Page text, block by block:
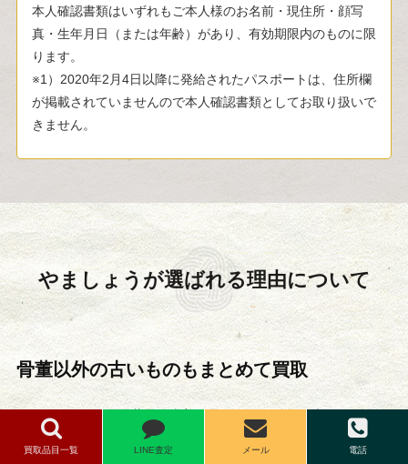
買取品目一覧 LINE査定 メール 電話
本人確認書類はいずれもご本人様のお名前・現住所・顔写
真・生年月日（または年齢）があり、有効期限内のものに限
ります。
※1）2020年2月4日以降に発給されたパスポートは、住所欄
が掲載されていませんので本人確認書類としてお取り扱いで
きません。
やましょうが選ばれる理由について
骨董以外の古いものもまとめて買取
やましょうでは、骨董品・古美術品だけでなく、三味線、尺八な
どの和楽器や各種工芸品、趣味用品やおもちゃなどのホビー、デ